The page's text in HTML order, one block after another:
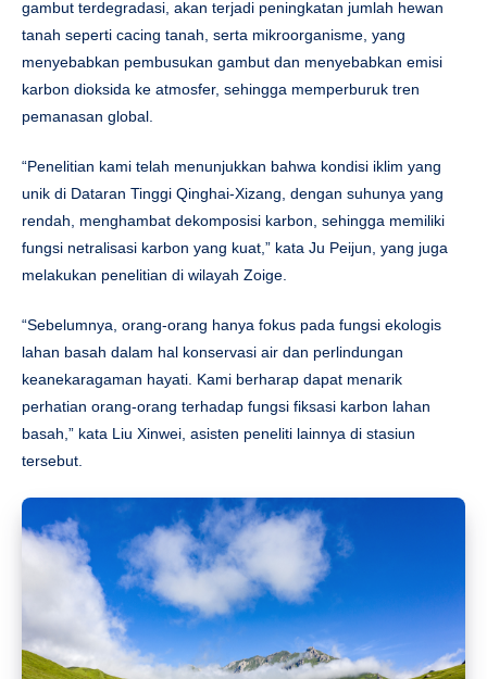
gambut terdegradasi, akan terjadi peningkatan jumlah hewan
tanah seperti cacing tanah, serta mikroorganisme, yang
menyebabkan pembusukan gambut dan menyebabkan emisi
karbon dioksida ke atmosfer, sehingga memperburuk tren
pemanasan global.
“Penelitian kami telah menunjukkan bahwa kondisi iklim yang
unik di Dataran Tinggi Qinghai-Xizang, dengan suhunya yang
rendah, menghambat dekomposisi karbon, sehingga memiliki
fungsi netralisasi karbon yang kuat,” kata Ju Peijun, yang juga
melakukan penelitian di wilayah Zoige.
“Sebelumnya, orang-orang hanya fokus pada fungsi ekologis
lahan basah dalam hal konservasi air dan perlindungan
keanekaragaman hayati. Kami berharap dapat menarik
perhatian orang-orang terhadap fungsi fiksasi karbon lahan
basah,” kata Liu Xinwei, asisten peneliti lainnya di stasiun
tersebut.